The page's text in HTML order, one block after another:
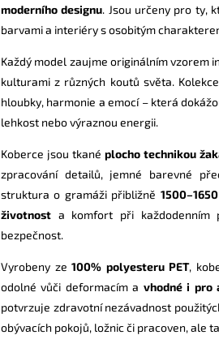
moderního designu. Jsou určeny pro ty,
barvami a interiéry s osobitým
Každý model zaujme originálním vzorem
kulturami z různých koutů světa.
hloubky, harmonie a emocí – která
lehkost nebo výraznou energii.
Koberce jsou tkanéplocho technikou
zpracování detailů, jemné barevné
struktura o gramáži přibližně
životnost a komfort při každodenním
bezpečnost.
Vyrobeny ze100% polyesteru PET,
odolné vůči deformacím a vhodné i pro
potvrzuje zdravotní nezávadnost
obývacích pokojů, ložnic či pracoven, ale